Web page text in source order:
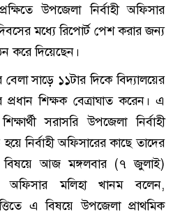
উপজেলা নির্বাহী অফিসার
মধ্যে রিপোর্ট পেশ করার জন্য
করে দিয়েছেন।
সাড়ে ১১টার দিকে বিদ্যালয়ের
প্রধান শিক্ষক বেত্রাঘাত করেন। এ
সরাসরি উপজেলা নির্বাহী
নির্বাহী অফিসারের কাছে তাদের
আজ মঙ্গলবার (৭ জুলাই)
অফিসার মলিহা খানম বলেন,
এ বিষয়ে উপজেলা প্রাথমিক